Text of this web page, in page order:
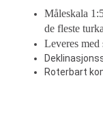
Måleskala
de fleste
Leveres med
Roterbart